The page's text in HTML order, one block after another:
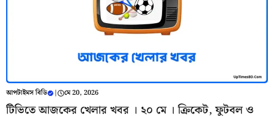
আপটাইমস বিডি | মে 20, 2026
টিভিতে আজকের খেলার খবর । ২০ মে । ক্রিকেট, ফুটবল ও